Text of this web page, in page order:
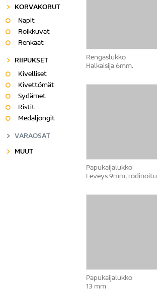
Rengaslukko
Halkaisija 6mm.
Papukaijalukko
Leveys 9mm, rodinoitu
Papukaijalukko
13 mm
KORVAKORUT
Napit
Roikkuvat
Renkaat
RIIPUKSET
Kivelliset
Kivettömät
Sydämet
Ristit
Medaljongit
VARAOSAT
MUUT